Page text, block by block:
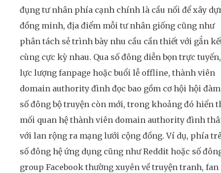
đụng tư nhân phía cạnh chính là cầu nối để xây
đồng minh, địa điểm mỗi tư nhân giống cũng như
phân tách sẻ trình bày nhu cầu cần thiết với gắn
cùng cực kỳ nhau. Qua số đông diễn bọn trực tuyến,
lực lượng fanpage hoặc buổi lễ offline, thành viên
domain authority đình đọc bao gồm cơ hội hội đàm
số đông bộ truyện còn mới, trong khoảng đó hiển
mối quan hệ thành viên domain authority đình
với lan rộng ra mạng lưới cộng đồng. Ví dụ, phía
số đông hệ ứng dụng cũng như Reddit hoặc số
group Facebook thường xuyên về truyện tranh, fan